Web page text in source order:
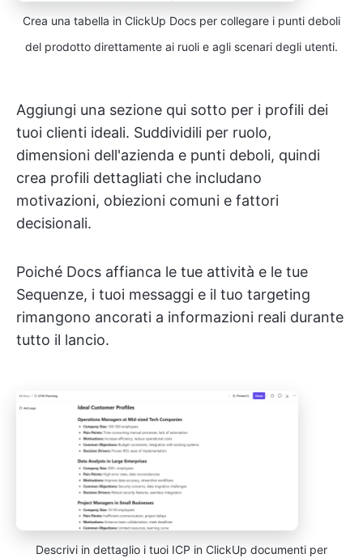
Crea una tabella in ClickUp Docs per collegare i punti deboli
del prodotto direttamente ai ruoli e agli scenari degli utenti.
Aggiungi una sezione qui sotto per i profili dei
tuoi clienti ideali. Suddividili per ruolo,
dimensioni dell'azienda e punti deboli, quindi
crea profili dettagliati che includano
motivazioni, obiezioni comuni e fattori
decisionali.
Poiché Docs affianca le tue attività e le tue
Sequenze, i tuoi messaggi e il tuo targeting
rimangono ancorati a informazioni reali durante
tutto il lancio.
Descrivi in dettaglio i tuoi ICP in ClickUp documenti per